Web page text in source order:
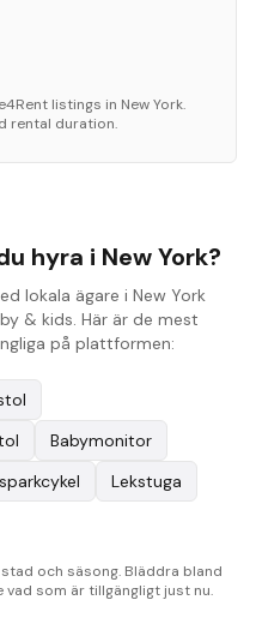
listings in New York.
rental duration.
hyra i New York?
lokala ägare i New York
& kids. Här är de mest
på plattformen:
Babymonitor
Lekstuga
och säsong. Bläddra bland
vad som är tillgängligt just nu.